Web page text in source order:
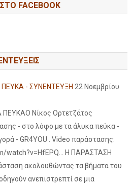
FACEBOOK
- ΣΥΝΕΝΤΕΥΞΗ 22 Νοεμβρίου
Νίκος Ορτετζάτος
- στο λόφο με τα άλυκα πεύκα -
- GR4YOU . Video παράστασης:
watch?v=HfEPQ... Η ΠΑΡΑΣΤΑΣΗ
ακολουθώντας τα βήματα του
ανεπιστρεπτί σε μια